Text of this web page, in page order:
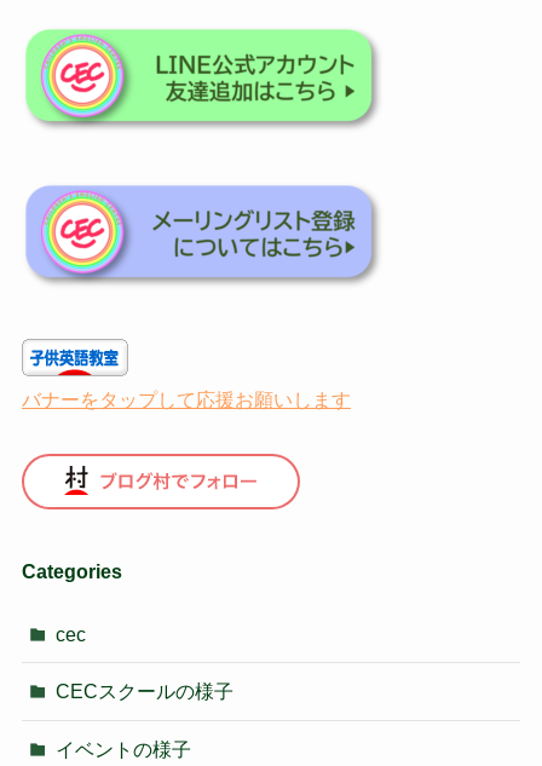
バナーをタップして応援お願いします
Categories
cec
CECスクールの様子
イベントの様子